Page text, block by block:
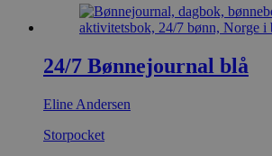
24/7 Bønnejournal blå
Eline Andersen
Storpocket